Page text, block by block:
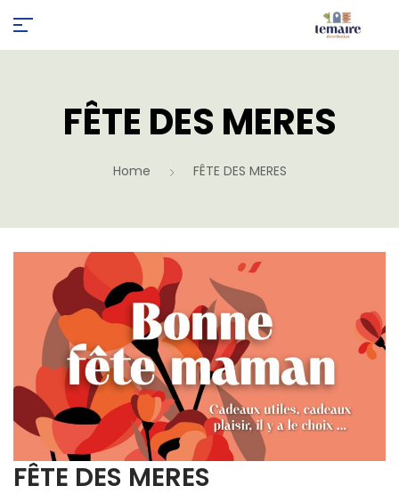
FÊTE DES MERES
Home FÊTE DES MERES
FÊTE DES MERES